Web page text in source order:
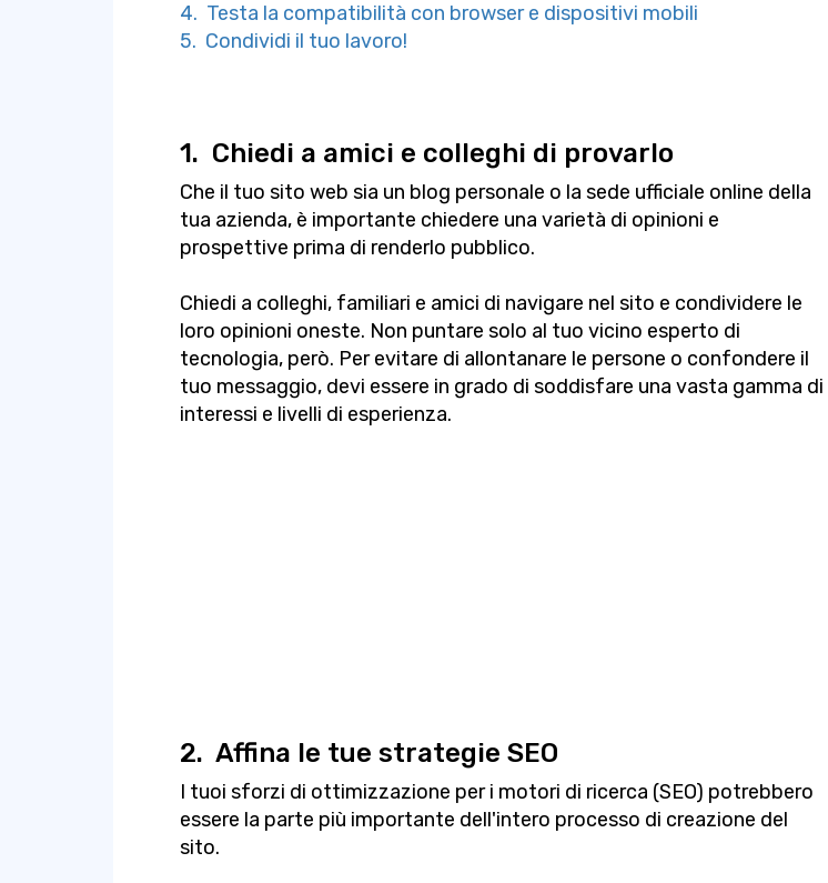
4. Testa la compatibilità con browser e dispositivi mobili
5. Condividi il tuo lavoro!
1. Chiedi a amici e colleghi di provarlo
Che il tuo sito web sia un blog personale o la sede ufficiale online della
tua azienda, è importante chiedere una varietà di opinioni e
prospettive prima di renderlo pubblico.
Chiedi a colleghi, familiari e amici di navigare nel sito e condividere le
loro opinioni oneste. Non puntare solo al tuo vicino esperto di
tecnologia, però. Per evitare di allontanare le persone o confondere il
tuo messaggio, devi essere in grado di soddisfare una vasta gamma di
interessi e livelli di esperienza.
2. Affina le tue strategie SEO
I tuoi sforzi di ottimizzazione per i motori di ricerca (SEO) potrebbero
essere la parte più importante dell'intero processo di creazione del
sito.